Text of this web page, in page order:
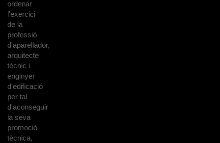
ordenar
l'exercici
de la
professió
d'aparellador,
arquitecte
tècnic i
enginyer
d'edificació
per tal
d'aconseguir
la seva
promoció
tècnica,